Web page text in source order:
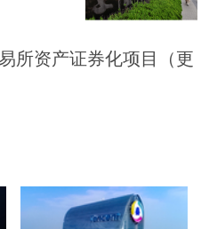
所资产证券化项目（更